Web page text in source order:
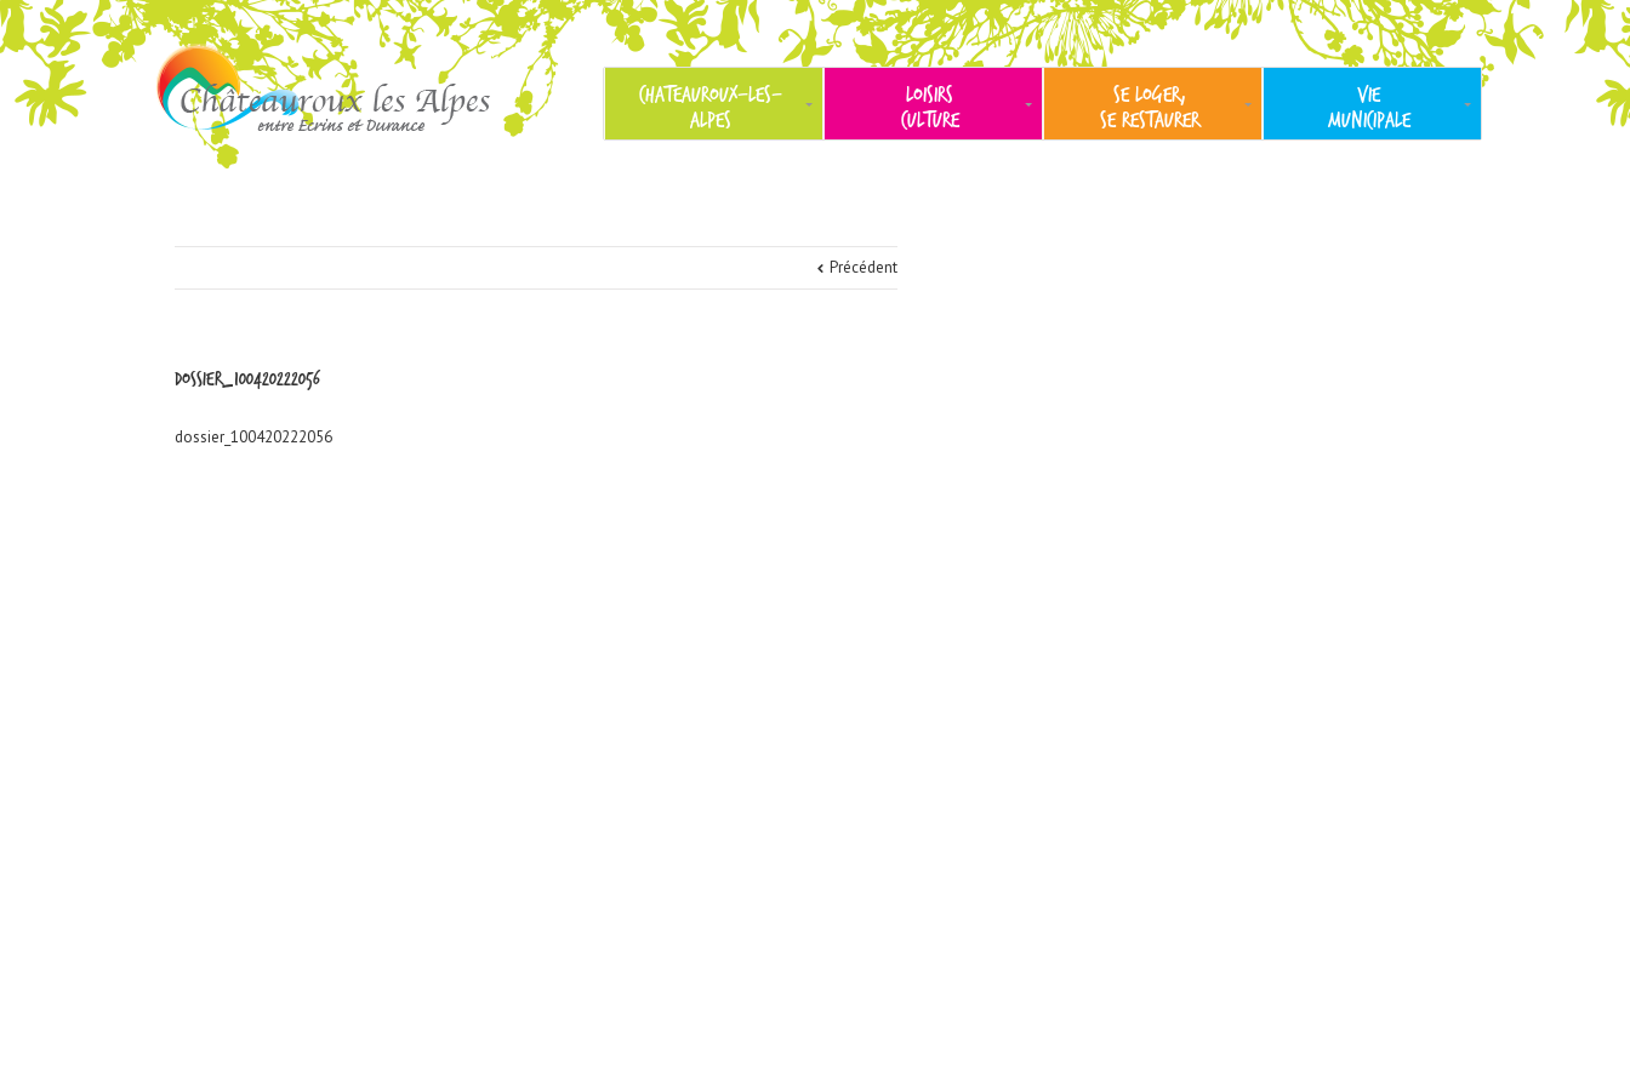
CHATEAUROUX-LES-
ALPES
LOISIRS
CULTURE
SE LOGER,
SE RESTAURER
VIE
MUNICIPALE
Précédent
dossier_100420222056
dossier_100420222056